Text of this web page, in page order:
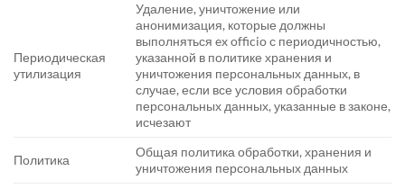
Периодическая
утилизация
Удаление, уничтожение или
анонимизация, которые должны
выполняться ex officio с периодичностью,
указанной в политике хранения и
уничтожения персональных данных, в
случае, если все условия обработки
персональных данных, указанные в законе,
исчезают
Политика
Общая политика обработки, хранения и
уничтожения персональных данных